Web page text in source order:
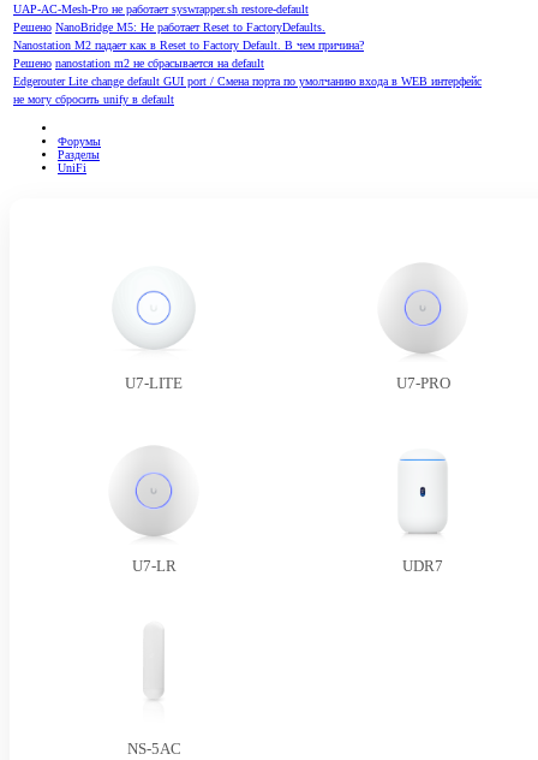
UAP-AC-Mesh-Pro не работает syswrapper.sh restore-default
Решено NanoBridge M5: Не работает Reset to FactoryDefaults.
Nanostation M2 падает как в Reset to Factory Default. В чем причина?
Решено nanostation m2 не сбрасывается на default
Edgerouter Lite change default GUI port / Смена порта по умолчанию входа в WEB интерфейс
не могу сбросить unify в default
Форумы
Разделы
UniFi
U7-LITE U7-PRO
U7-LR UDR7
NS-5AC